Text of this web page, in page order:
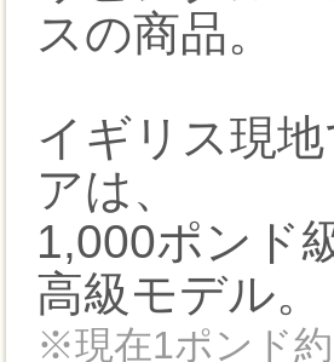
スの商品。
イギリス現
アは、
1,000ポンド
高級モデル。
※現在1ポンド